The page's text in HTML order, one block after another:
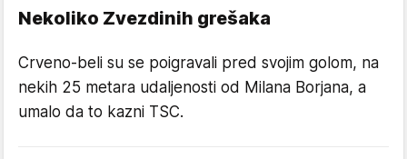
Nekoliko Zvezdinih grešaka
Crveno-beli su se poigravali pred svojim golom, na
nekih 25 metara udaljenosti od Milana Borjana, a
umalo da to kazni TSC.